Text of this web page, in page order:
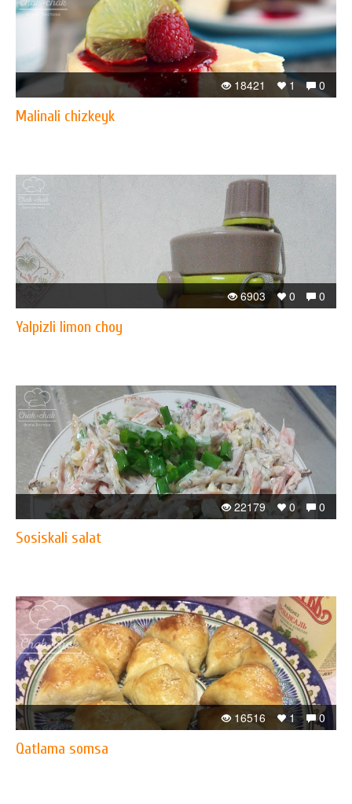
0
1
18421
Malinali chizkeyk
0
0
6903
Yalpizli limon choy
0
0
22179
Sosiskali salat
0
1
16516
Qatlama somsa